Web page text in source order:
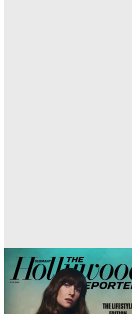
Hotel de Rome – Berlins elegante
Maxton Hall: Erste Bilder aus
Die Geschichte hinter „Olivia